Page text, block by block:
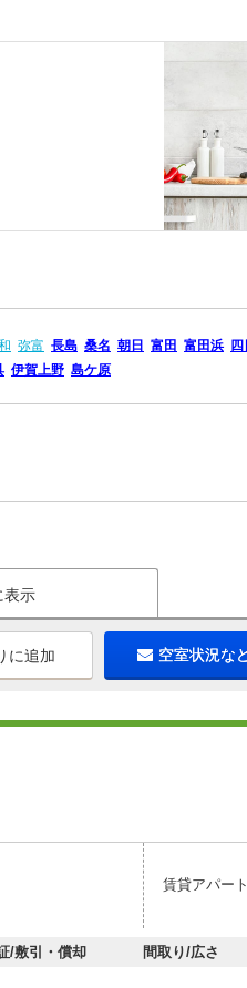
弥富 長島 桑名 朝日 富田 富田浜
伊賀上野 島ケ原
表示
に追加 空室状況な
賃貸アパート
/敷引・償却 間取り/広さ